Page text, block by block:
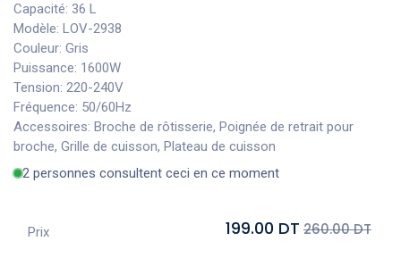
Capacité: 36 L
Modèle: LOV-2938
Couleur: Gris
Puissance: 1600W
Tension: 220-240V
Fréquence: 50/60Hz
Accessoires: Broche de rôtisserie, Poignée de retrait pour
broche, Grille de cuisson, Plateau de cuisson
2 personnes consultent ceci en ce moment
Prix 199.00 DT 260.00 DT